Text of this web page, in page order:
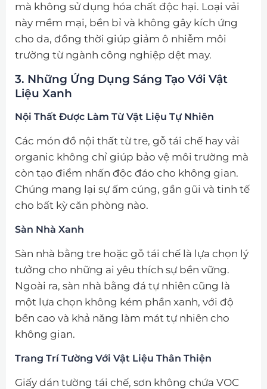
mà không sử dụng hóa chất độc hại. Loại vải
này mềm mại, bền bỉ và không gây kích ứng
cho da, đồng thời giúp giảm ô nhiễm môi
trường từ ngành công nghiệp dệt may.
3. Những Ứng Dụng Sáng Tạo Với Vật
Liệu Xanh
Nội Thất Được Làm Từ Vật Liệu Tự Nhiên
Các món đồ nội thất từ tre, gỗ tái chế hay vải
organic không chỉ giúp bảo vệ môi trường mà
còn tạo điểm nhấn độc đáo cho không gian.
Chúng mang lại sự ấm cúng, gần gũi và tinh tế
cho bất kỳ căn phòng nào.
Sàn Nhà Xanh
Sàn nhà bằng tre hoặc gỗ tái chế là lựa chọn lý
tưởng cho những ai yêu thích sự bền vững.
Ngoài ra, sàn nhà bằng đá tự nhiên cũng là
một lựa chọn không kém phần xanh, với độ
bền cao và khả năng làm mát tự nhiên cho
không gian.
Trang Trí Tường Với Vật Liệu Thân Thiện
Giấy dán tường tái chế, sơn không chứa VOC